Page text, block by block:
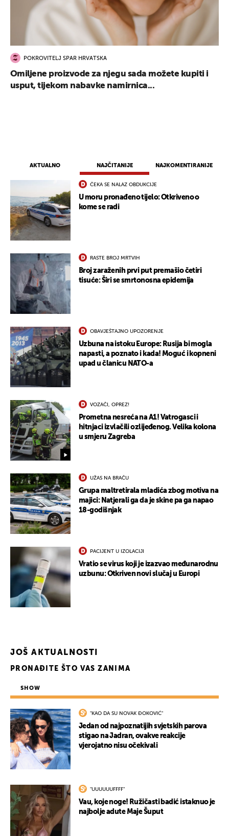
AKTUALNO NAJČITANIJE NAJKOMENTIRANIJE
ČEKA SE NALAZ OBDUKCIJE
U moru pronađeno tijelo: Otkriveno o
kome se radi
RASTE BROJ MRTVIH
Broj zaraženih prvi put premašio četiri
tisuće: Širi se smrtonosna epidemija
OBAVJEŠTAJNO UPOZORENJE
Uzbuna na istoku Europe: Rusija bi mogla
napasti, a poznato i kada! Moguć i kopneni
upad u članicu NATO-a
VOZAČI, OPREZ!
Prometna nesreća na A1! Vatrogasci i
hitnjaci izvlačili ozlijeđenog. Velika kolona
u smjeru Zagreba
UŽAS NA BRAČU
Grupa maltretirala mladića zbog motiva na
majici: Natjerali ga da je skine pa ga napao
18-godišnjak
PACIJENT U IZOLACIJI
Vratio se virus koji je izazvao međunarodnu
uzbunu: Otkriven novi slučaj u Europi
JOŠ AKTUALNOSTI
POKROVITELJ SPAR HRVATSKA
Omiljene proizvode za njegu sada možete kupiti i
usput, tijekom nabavke namirnica...
PRONAĐITE ŠTO VAS ZANIMA
SHOW
"KAO DA SU NOVAK ĐOKOVIĆ"
Jedan od najpoznatijih svjetskih parova
stigao na Jadran, ovakve reakcije
vjerojatno nisu očekivali
"UUUUUUFFFF"
Vau, koje noge! Ružičasti badić istaknuo je
najbolje adute Maje Šuput
UKLJUČITE NOTIFIKACIJE